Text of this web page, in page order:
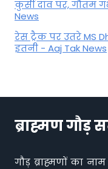
कुर्सी दांव पर, गौतम
News
रेस ट्रैक पर उतरे MS
इतनी - Aaj Tak News
ब्राह्मण गौड़
गौड़ ब्राह्मणों का